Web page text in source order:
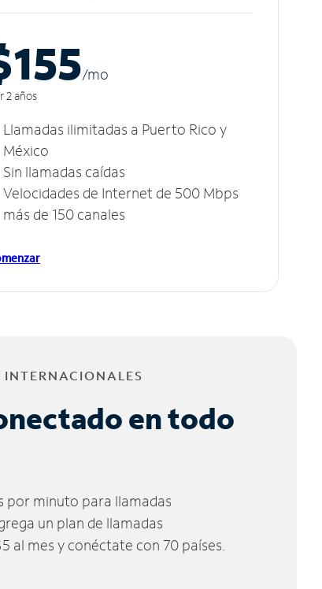
/mo
2 años
Llamadas ilimitadas a Puerto Rico y
México
Sin llamadas caídas
Velocidades de Internet de 500 Mbps
más de 150 canales
en todo
minuto para llamadas
un plan de llamadas
al mes y conéctate con 70 países.